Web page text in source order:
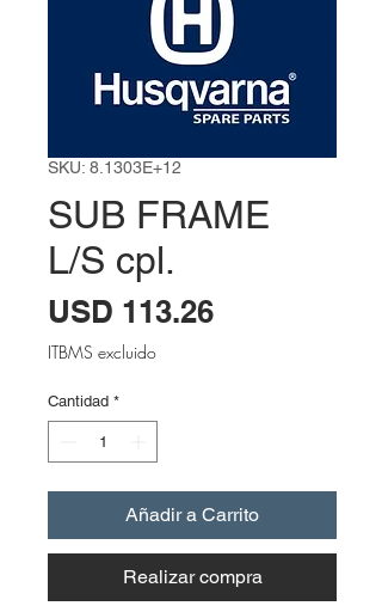
SKU: 8.1303E+12
SUB FRAME
L/S cpl.
USD 113.26Precio
ITBMS excluido
Cantidad *
Añadir a Carrito
Realizar compra